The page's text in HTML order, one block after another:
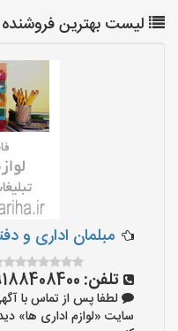
لیست بهترین فروشنده
مبلمان اداری و
تلفن:
لطفا پس از تماس با